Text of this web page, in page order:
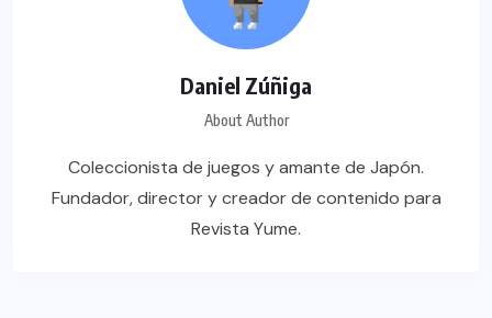
Daniel Zúñiga
About Author
Coleccionista de juegos y amante de Japón.
Fundador, director y creador de contenido para
Revista Yume.